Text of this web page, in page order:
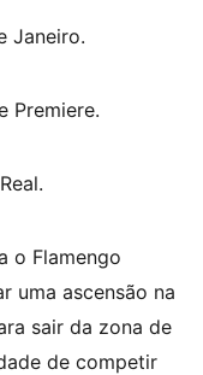
Janeiro.
Premiere.
o Flamengo
uma ascensão na
sair da zona de
de competir